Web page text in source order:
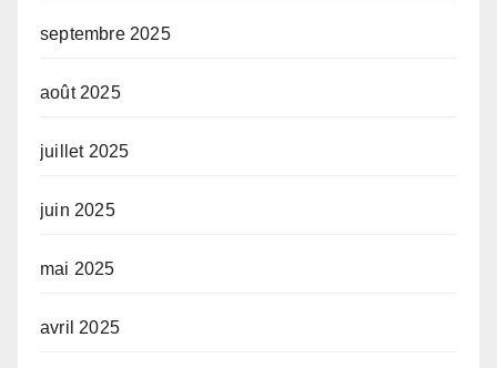
septembre 2025
août 2025
juillet 2025
juin 2025
mai 2025
avril 2025